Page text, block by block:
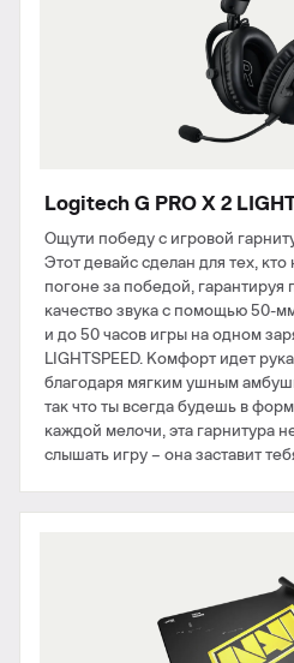
Logitech G PRO X 2
Ощути победу с игровой
Этот девайс сделан для тех, кто
погоне за победой,
качество звука с помощью 50-
и до 50 часов игры на одном
LIGHTSPEED. Комфорт идет
благодаря мягким ушным
так что ты всегда будешь в
каждой мелочи, эта гарнитура
слышать игру – она заставит